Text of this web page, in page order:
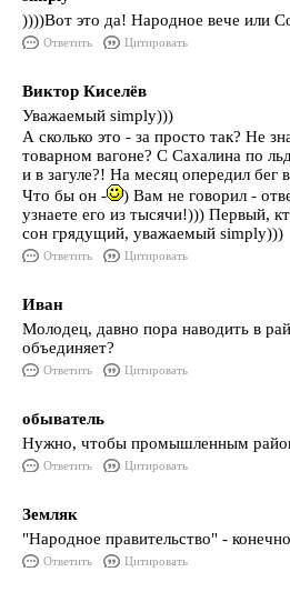
))))Вот это да! Народное вече или
Ответить Цитировать
Виктор Киселёв
Уважаемый simply)))
А сколько это - за просто так? Не
товарном вагоне? С Сахалина по
и в загуле?! На месяц опередил бег
Что бы он -
) Вам не говорил -
узнаете его из тысячи!))) Первый,
сон грядущий, уважаемый simply)))
Ответить Цитировать
Иван
Молодец, давно пора наводить в
объединяет?
Ответить Цитировать
обыватель
Нужно, чтобы промышленным
Ответить Цитировать
Земляк
"Народное правительство" -
Ответить Цитировать